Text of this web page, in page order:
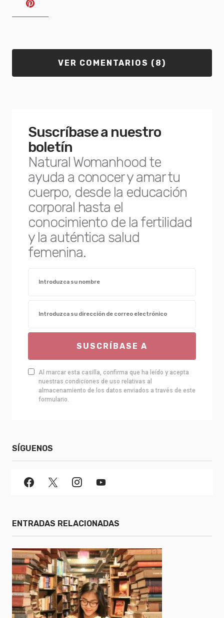
VER COMENTARIOS (8)
Suscríbase a nuestro
boletín
Natural Womanhood te
ayuda a conocer y amar tu
cuerpo, desde la educación
corporal hasta el
conocimiento de la fertilidad
y la auténtica salud
femenina.
SUSCRÍBASE A
Al marcar esta casilla, confirma que ha leído y acepta
nuestras condiciones de uso relativas al
almacenamiento de los datos enviados a través de este
formulario.
SÍGUENOS
ENTRADAS RELACIONADAS